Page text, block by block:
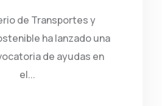
de Transportes y
ha lanzado una
de ayudas en
el...